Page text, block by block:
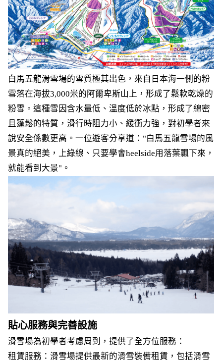
白馬五龍滑雪場的雪質極其出色，來自日本海一側的粉
雪落在海拔3,000米的阿爾卑斯山上，形成了鬆軟乾燥的
粉雪。這種雪因含水量低、溫度低於冰點，形成了綿密
且蓬鬆的特質，滑行時阻力小、緩衝力強，對初學者來
說安全係數更高。一位遊客分享道："白馬五龍雪場的風
景真的絕美，上綠線、只要學會heelside用落葉飄下來，
就能看到大景"。
貼心服務與完善設施
滑雪場為初學者考慮周到，提供了全方位服務：
租賃服務：滑雪場提供最新的滑雪裝備租賃，包括滑雪